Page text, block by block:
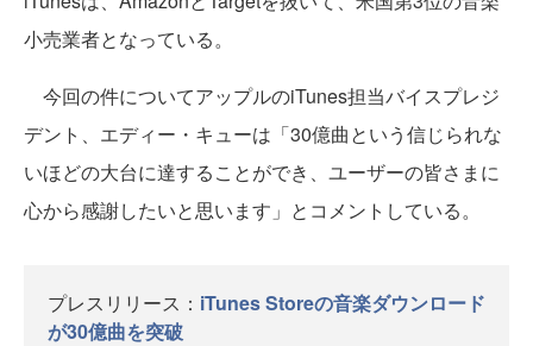
小売業者となっている。
今回の件についてアップルのiTunes担当バイスプレジ
デント、エディー・キューは「30億曲という信じられな
いほどの大台に達することができ、ユーザーの皆さまに
心から感謝したいと思います」とコメントしている。
プレスリリース： iTunes Storeの音楽ダウンロード
が30億曲を突破